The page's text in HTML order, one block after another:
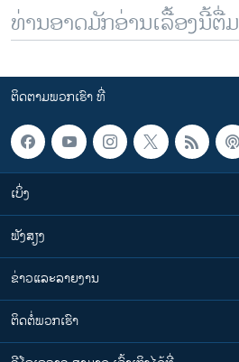
ທ່ານອາດມັກອ່ານເລື້ອງນີ້ຕື່ມ
ຕິດຕາມພວກເຮົາ ທີ່
ເບິ່ງ
ຟັງສຽງ
ຂ່າວແລະລາຍງານ
ຕິດຕໍ່ພວກເຮົາ